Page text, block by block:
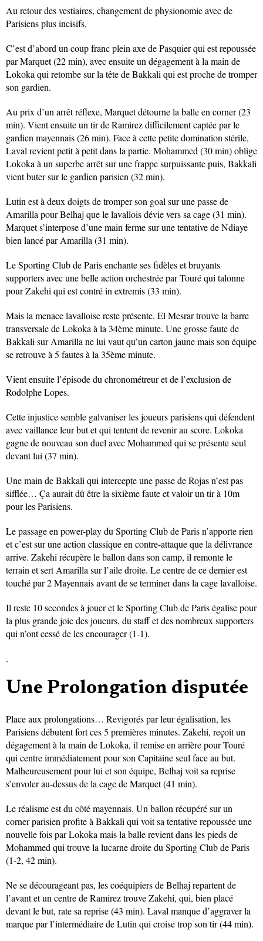
Au retour des vestiaires, changement de physionomie avec de
Parisiens plus incisifs.
C’est d’abord un coup franc plein axe de Pasquier qui est repoussée
par Marquet (22 min), avec ensuite un dégagement à la main de
Lokoka qui retombe sur la tête de Bakkali qui est proche de tromper
son gardien.
Au prix d’un arrêt réflexe, Marquet détourne la balle en corner (23
min). Vient ensuite un tir de Ramirez difficilement captée par le
gardien mayennais (26 min). Face à cette petite domination stérile,
Laval revient petit à petit dans la partie. Mohammed (30 min) oblige
Lokoka à un superbe arrêt sur une frappe surpuissante puis, Bakkali
vient buter sur le gardien parisien (32 min).
Lutin est à deux doigts de tromper son goal sur une passe de
Amarilla pour Belhaj que le lavallois dévie vers sa cage (31 min).
Marquet s’interpose d’une main ferme sur une tentative de Ndiaye
bien lancé par Amarilla (31 min).
Le Sporting Club de Paris enchante ses fidèles et bruyants
supporters avec une belle action orchestrée par Touré qui talonne
pour Zakehi qui est contré in extremis (33 min).
Mais la menace lavalloise reste présente. El Mesrar trouve la barre
transversale de Lokoka à la 34ème minute. Une grosse faute de
Bakkali sur Amarilla ne lui vaut qu’un carton jaune mais son équipe
se retrouve à 5 fautes à la 35ème minute.
Vient ensuite l’épisode du chronométreur et de l’exclusion de
Rodolphe Lopes.
Cette injustice semble galvaniser les joueurs parisiens qui défendent
avec vaillance leur but et qui tentent de revenir au score. Lokoka
gagne de nouveau son duel avec Mohammed qui se présente seul
devant lui (37 min).
Une main de Bakkali qui intercepte une passe de Rojas n’est pas
sifflée… Ça aurait dû être la sixième faute et valoir un tir à 10m
pour les Parisiens.
Le passage en power-play du Sporting Club de Paris n’apporte rien
et c’est sur une action classique en contre-attaque que la délivrance
arrive. Zakehi récupère le ballon dans son camp, il remonte le
terrain et sert Amarilla sur l’aile droite. Le centre de ce dernier est
touché par 2 Mayennais avant de se terminer dans la cage lavalloise.
Il reste 10 secondes à jouer et le Sporting Club de Paris égalise pour
la plus grande joie des joueurs, du staff et des nombreux supporters
qui n’ont cessé de les encourager (1-1).
.
Une Prolongation disputée
Place aux prolongations… Revigorés par leur égalisation, les
Parisiens débutent fort ces 5 premières minutes. Zakehi, reçoit un
dégagement à la main de Lokoka, il remise en arrière pour Touré
qui centre immédiatement pour son Capitaine seul face au but.
Malheureusement pour lui et son équipe, Belhaj voit sa reprise
s’envoler au-dessus de la cage de Marquet (41 min).
Le réalisme est du côté mayennais. Un ballon récupéré sur un
corner parisien profite à Bakkali qui voit sa tentative repoussée une
nouvelle fois par Lokoka mais la balle revient dans les pieds de
Mohammed qui trouve la lucarne droite du Sporting Club de Paris
(1-2, 42 min).
Ne se décourageant pas, les coéquipiers de Belhaj repartent de
l’avant et un centre de Ramirez trouve Zakehi, qui, bien placé
devant le but, rate sa reprise (43 min). Laval manque d’aggraver la
marque par l’intermédiaire de Lutin qui croise trop son tir (44 min).